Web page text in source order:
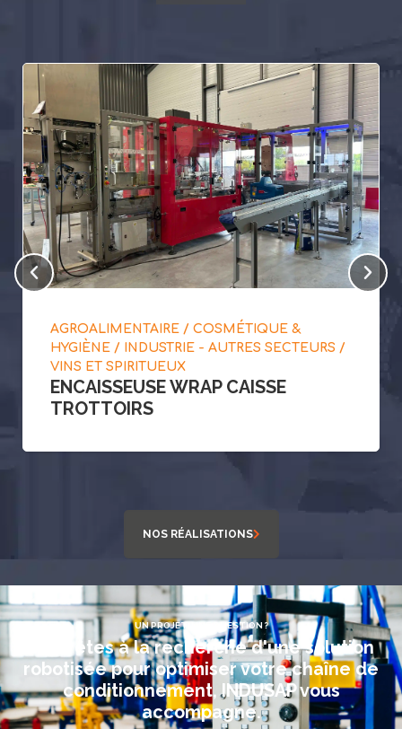
AGROALIMENTAIRE / COSMÉTIQUE &
HYGIÈNE / INDUSTRIE - AUTRES SECTEURS /
VINS ET SPIRITUEUX
ENCAISSEUSE WRAP CAISSE
TROTTOIRS
NOS RÉALISATIONS
UN PROJET, UNE QUESTION ?
Vous êtes à la recherche d'une solution
robotisée pour optimiser votre chaîne de
conditionnement, INDUSAP vous
accompagne.